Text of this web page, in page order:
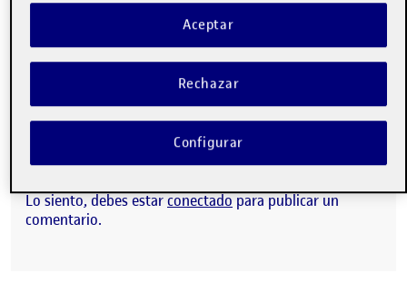
After Effects
Animación
UOC
DEBATE CONTRIBUTION
0
EN PEC 06 – CULTO AL MOVIMIENTO
No hay comentarios.
Lo siento, debes estarconectadopara publicar un
comentario.
Rechazar
Aceptar
Configurar